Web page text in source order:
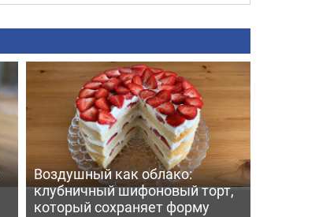
Воздушный как облако:
клубничный шифоновый торт,
который сохраняет форму